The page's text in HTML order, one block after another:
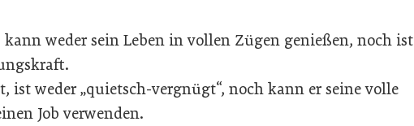
weder sein Leben in vollen Zügen genießen, noch ist
ist weder „quietsch-vergnügt“, noch kann er seine volle
Job verwenden.